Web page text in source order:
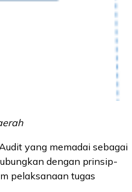
yang memadai sebagai
dengan prinsip-
pelaksanaan tugas